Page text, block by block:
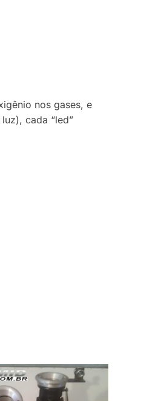
nos gases, e
cada “led”